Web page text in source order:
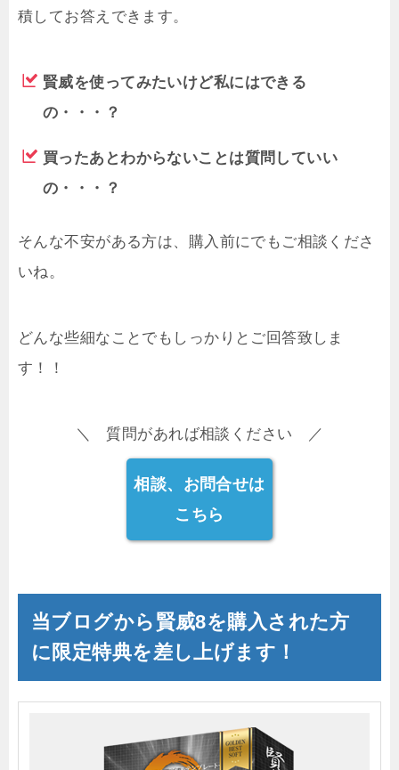
積してお答えできます。
賢威を使ってみたいけど私にはできる
の・・・？
買ったあとわからないことは質問していい
の・・・？
そんな不安がある方は、購入前にでもご相談くださ
いね。
どんな些細なことでもしっかりとご回答致しま
す！！
＼ 質問があれば相談ください ／
相談、お問合せは
こちら
当ブログから賢威8を購入された方
に限定特典を差し上げます！